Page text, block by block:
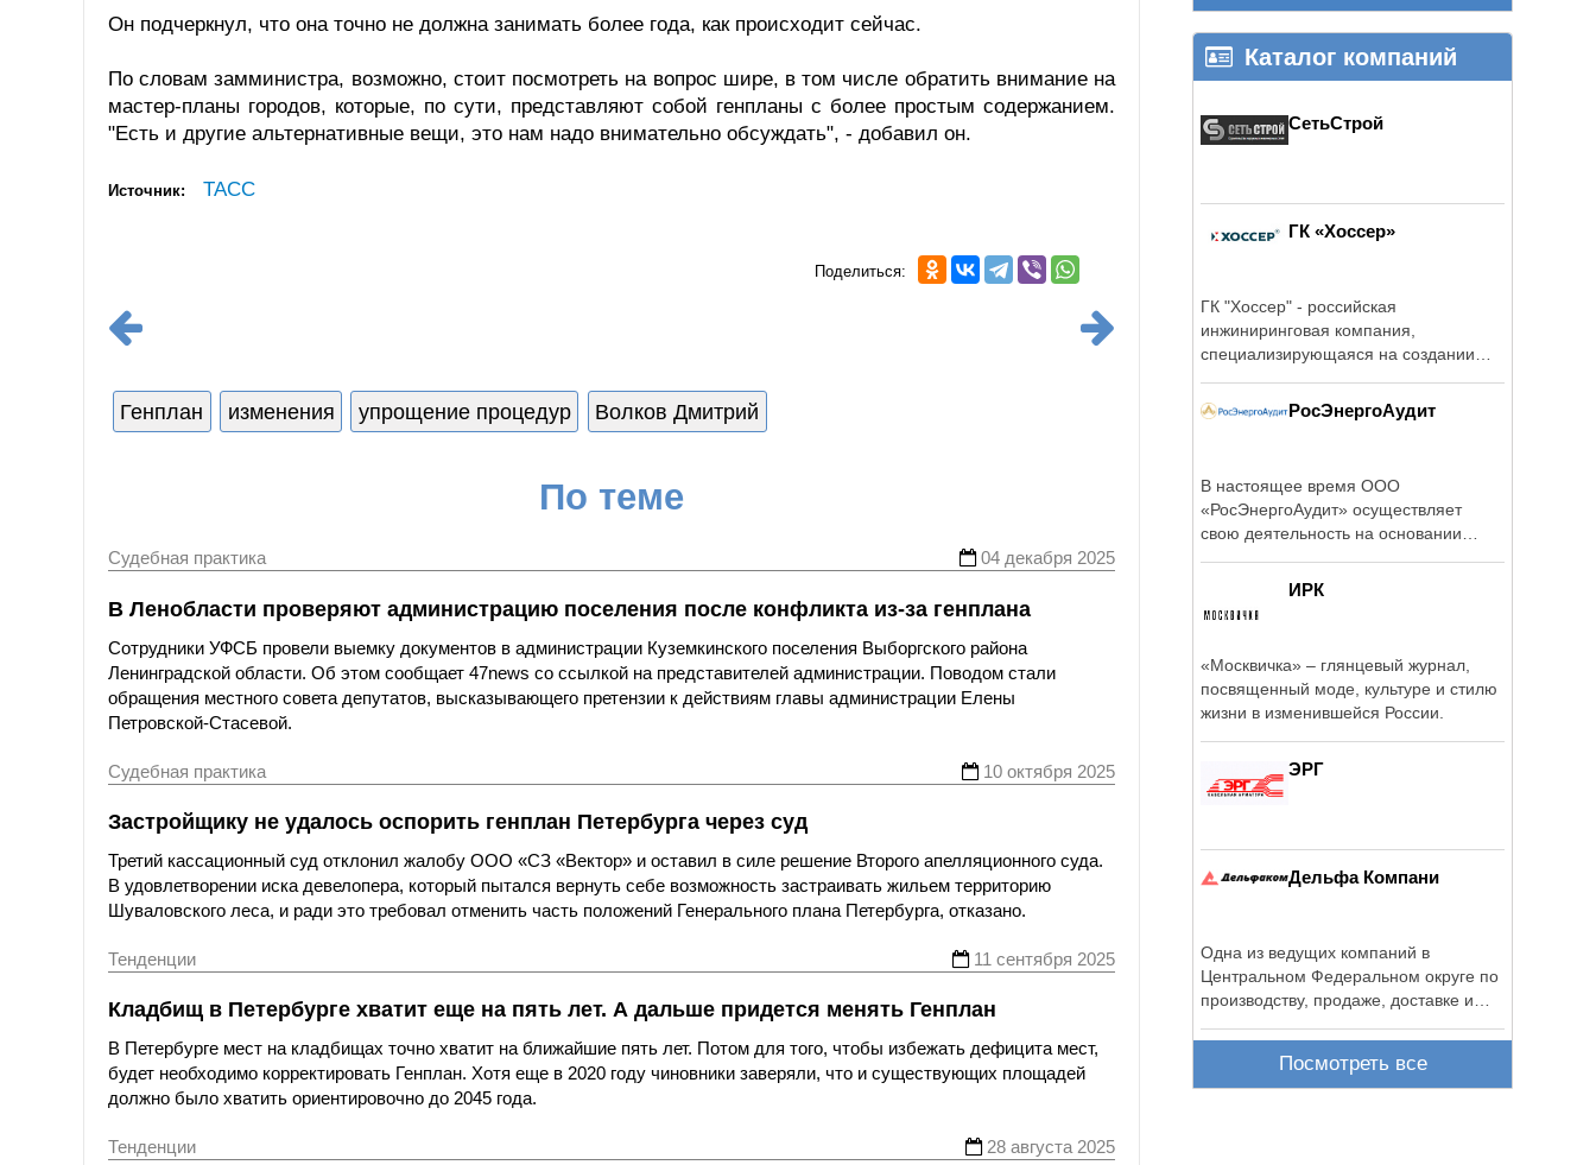
Он подчеркнул, что она точно не должна занимать более года, как происходит сейчас.
По словам замминистра, возможно, стоит посмотреть на вопрос шире, в том числе обратить внимание на
мастер-планы городов, которые, по сути, представляют собой генпланы с более простым содержанием.
"Есть и другие альтернативные вещи, это нам надо внимательно обсуждать", - добавил он.
Источник: ТАСС
Поделиться:
Генплан изменения упрощение процедур Волков Дмитрий
По теме
Судебная практика 04 декабря 2025
В Ленобласти проверяют администрацию поселения после конфликта из-за генплана
Сотрудники УФСБ провели выемку документов в администрации Куземкинского поселения Выборгского района
Ленинградской области. Об этом сообщает 47news со ссылкой на представителей администрации. Поводом стали
обращения местного совета депутатов, высказывающего претензии к действиям главы администрации Елены
Петровской-Стасевой.
Судебная практика 10 октября 2025
Застройщику не удалось оспорить генплан Петербурга через суд
Третий кассационный суд отклонил жалобу ООО «СЗ «Вектор» и оставил в силе решение Второго апелляционного суда.
В удовлетворении иска девелопера, который пытался вернуть себе возможность застраивать жильем территорию
Шуваловского леса, и ради это требовал отменить часть положений Генерального плана Петербурга, отказано.
Тенденции 11 сентября 2025
Кладбищ в Петербурге хватит еще на пять лет. А дальше придется менять Генплан
В Петербурге мест на кладбищах точно хватит на ближайшие пять лет. Потом для того, чтобы избежать дефицита мест,
будет необходимо корректировать Генплан. Хотя еще в 2020 году чиновники заверяли, что и существующих площадей
должно было хватить ориентировочно до 2045 года.
Тенденции 28 августа 2025
Каталог компаний
СетьСтрой
ГК «Хоссер»
ГК "Хоссер" - российская
инжиниринговая компания,
специализирующаяся на создании
РосЭнергоАудит
В настоящее время ООО
«РосЭнергоАудит» осуществляет
свою деятельность на основании
ИРК
«Москвичка» – глянцевый журнал,
посвященный моде, культуре и стилю
жизни в изменившейся России.
ЭРГ
Дельфа Компани
Одна из ведущих компаний в
Центральном Федеральном округе по
производству, продаже, доставке и
Посмотреть все